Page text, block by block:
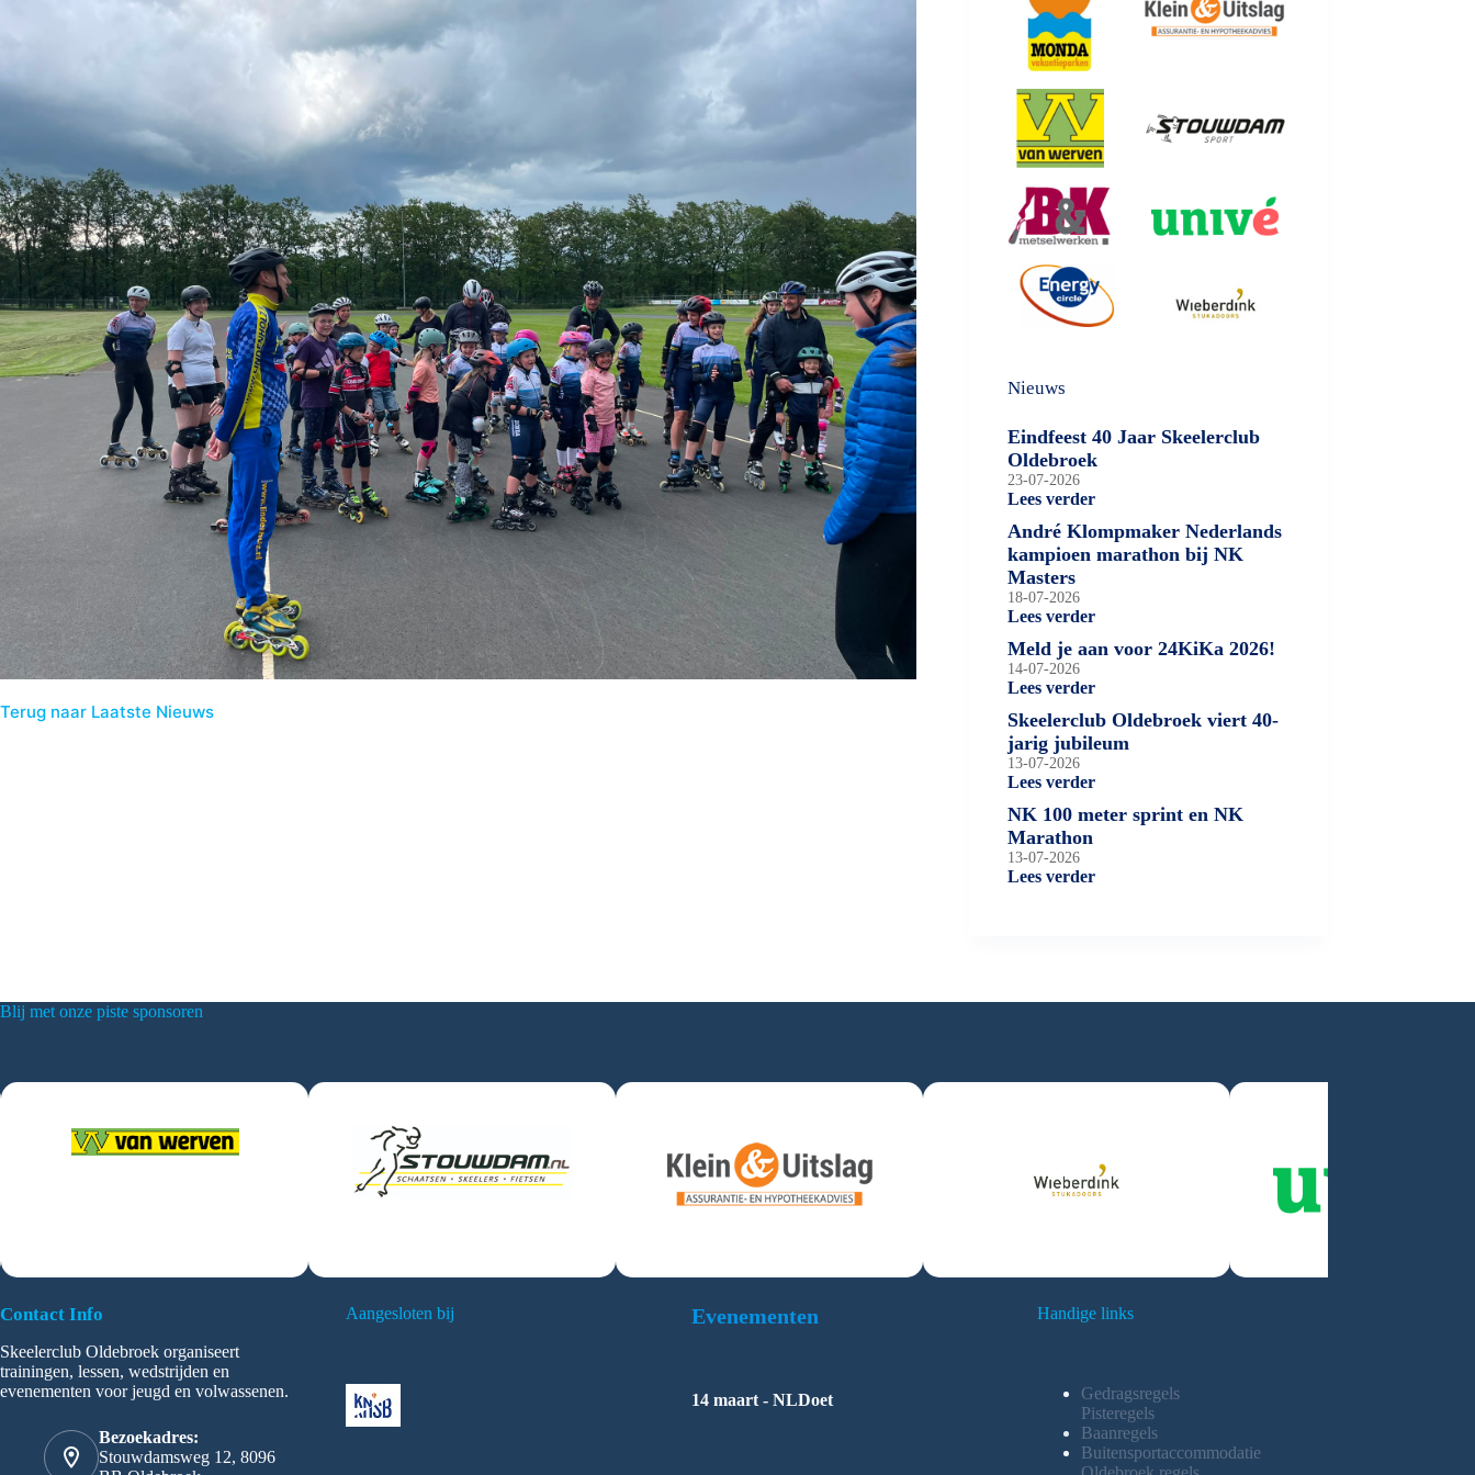
Terug naar Laatste Nieuws
Nieuws
Eindfeest 40 Jaar Skeelerclub
Oldebroek
23-07-2026
Lees verder
André Klompmaker Nederlands
kampioen marathon bij NK
Masters
18-07-2026
Lees verder
Meld je aan voor 24KiKa 2026!
14-07-2026
Lees verder
Skeelerclub Oldebroek viert 40-
jarig jubileum
13-07-2026
Lees verder
NK 100 meter sprint en NK
Marathon
13-07-2026
Lees verder
Blij met onze piste sponsoren
Contact Info
Skeelerclub Oldebroek organiseert
trainingen, lessen, wedstrijden en
evenementen voor jeugd en volwassenen.
Bezoekadres:
Stouwdamsweg 12, 8096
Aangesloten bij Evenementen
14 maart - NLDoet
Handige links
Gedragsregels
Pisteregels
Baanregels
Buitensportaccommodatie